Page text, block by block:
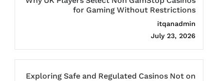
for Gaming Without Restrictions
itqanadmin
July 23, 2026
Exploring Safe and Regulated Casinos Not on